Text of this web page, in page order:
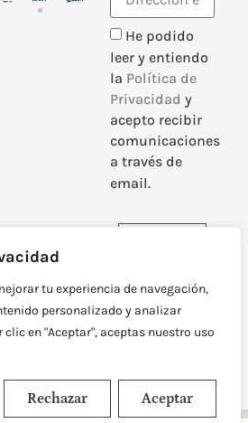
tu experiencia de navegación,
personalizado y analizar
en "Aceptar", aceptas nuestro uso
Rechazar Aceptar
He podido
leer y entiendo
la Política de
Privacidad y
acepto recibir
comunicaciones
a través de
email.
RESERVADOS
AVISO LEGAL